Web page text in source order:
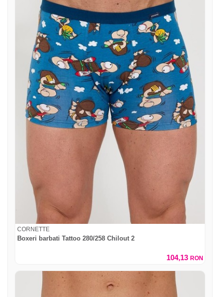
CORNETTE
Boxeri barbati Tattoo 280/258 Chilout 2
104,13 RON